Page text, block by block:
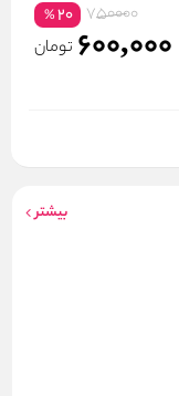
750000
20
%
600,000 تومان
بیشتر